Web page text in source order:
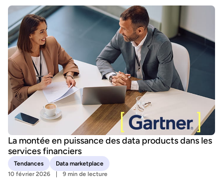
La montée en puissance des data products dans les
services financiers
Tendances
Data marketplace
10 février 2026
9 min de lecture